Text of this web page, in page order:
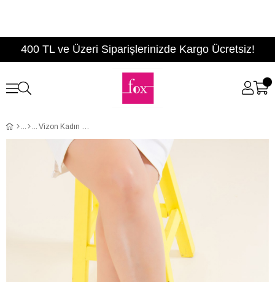
400 TL ve Üzeri Siparişlerinizde Kargo Ücretsiz!
Vizon Kadın Sandalet F470136204